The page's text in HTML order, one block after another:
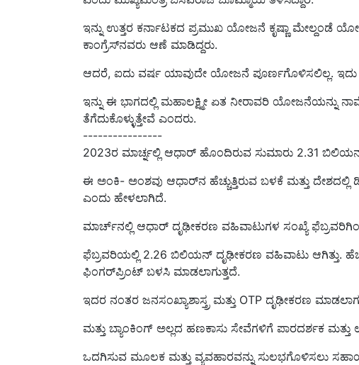
ಉತ್ತರ ಕರ್ನಾಟಕದ ಪ್ರಮುಖ ಯೋಜನೆ ಕೃಷ್ಣಾ ಮೇಲ್ದಂಡೆ
ಕಾಂಗ್ರೆಸ್‌ನವರು ಆಣೆ ಮಾಡಿದ್ದರು.
ಆದರೆ, ಐದು ವರ್ಷ ಯಾವುದೇ ಯೋಜನೆ ಪೂರ್ಣಗೊಳಿಸಲಿಲ್ಲ. ಇದು
ಈ ಭಾಗದಲ್ಲಿ‌ ಮಹಾಲಕ್ಷ್ಮೀ ಏತ ನೀರಾವರಿ ಯೋಜನೆಯನ್ನು
ತೆಗೆದುಕೊಳ್ಳುತ್ತೇವೆ ಎಂದರು.
----------------
2023ರ ಮಾರ್ಚ್ನಲ್ಲಿ ಆಧಾರ್ ಹೊಂದಿರುವ ಸುಮಾರು
ಈ ಅಂಕಿ- ಅಂಶವು
ಆಧಾರ್‌ನ ಹೆಚ್ಚುತ್ತಿರುವ ಬಳಕೆ ಮತ್ತು
ಎಂದು ಹೇಳಲಾಗಿದೆ.
ಫೆಬ್ರವರಿಯಲ್ಲಿ
2.26 ಬಿಲಿಯನ್ ದೃಢೀಕರಣ ವಹಿವಾಟು
ಆಗಿತ್ತು.
ಫಿಂಗರ್‌ಪ್ರಿಂಟ್ ಬಳಸಿ ಮಾಡಲಾಗುತ್ತದೆ.
ಇದರ ನಂತರ ಜನಸಂಖ್ಯಾಶಾಸ್ತ್ರ ಮತ್ತು
ಮತ್ತು ಬ್ಯಾಂಕಿಂಗ್ ಅಲ್ಲದ ಹಣಕಾಸು ಸೇವೆಗಳಿಗೆ ಪಾರದರ್ಶಕ ಮತ್ತು
ಒದಗಿಸುವ ಮೂಲಕ ಮತ್ತು ವ್ಯವಹಾರವನ್ನು ಸುಲಭಗೊಳಿಸಲು
----------------